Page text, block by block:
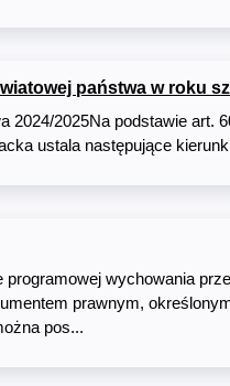
państwa w roku
2024/2025Na podstawie
ustala następujące
programowej wychowania
prawnym,
pos...